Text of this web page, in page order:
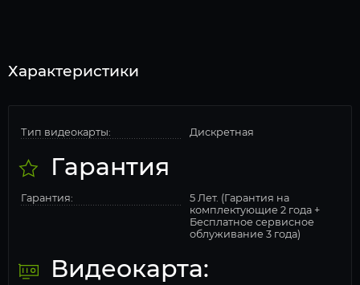
Характеристики
Тип видеокарты: Дискретная
Гарантия
Гарантия:
5 Лет. (Гарантия на
комплектующие 2 года +
Бесплатное сервисное
облуживание 3 года)
Видеокарта: